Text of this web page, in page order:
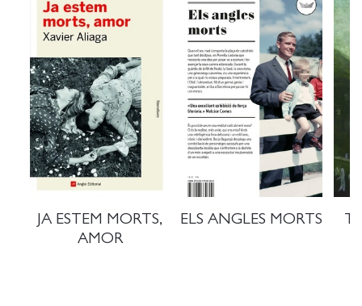
JA ESTEM MORTS,
AMOR
ELS ANGLES MORTS